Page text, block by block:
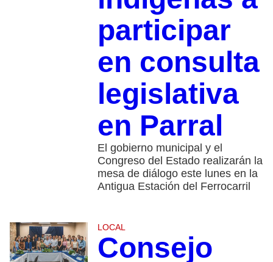
participar
en consulta
legislativa
en Parral
El gobierno municipal y el
Congreso del Estado realizarán la
mesa de diálogo este lunes en la
Antigua Estación del Ferrocarril
LOCAL
Consejo